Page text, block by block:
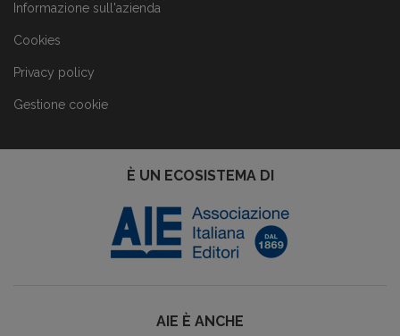
Informazione sull'azienda
Cookies
Privacy policy
Gestione cookie
È UN ECOSISTEMA DI
AIE È ANCHE